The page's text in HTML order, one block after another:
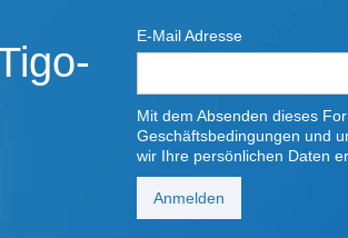
E-Mail Adresse
Mit dem Absenden dieses
Geschäftsbedingungen und
wir Ihre persönlichen Daten